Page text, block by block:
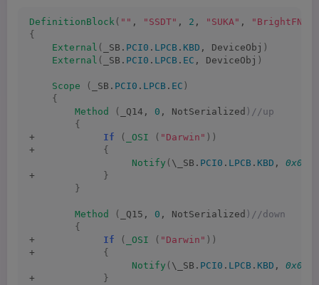
DefinitionBlock ( "" , "SSDT" , 2 , "SUKA" , "BrightFN"
{
External ( _SB. PCI0 . LPCB . KBD , DeviceObj )
External ( _SB. PCI0 . LPCB . EC , DeviceObj )
Scope ( _SB. PCI0 . LPCB . EC )
{
Method
( _Q14, 0 , NotSerialized )//up
{
+ If ( _OSI ( "Darwin" ))
+ {
Notify ( \_SB. PCI0 . LPCB . KBD , 0x0406
+
}
}
Method ( _Q15, 0 , NotSerialized )//down
{
+ If ( _OSI ( "Darwin" ))
+ {
Notify ( \_SB. PCI0 . LPCB . KBD , 0x0405
+
}